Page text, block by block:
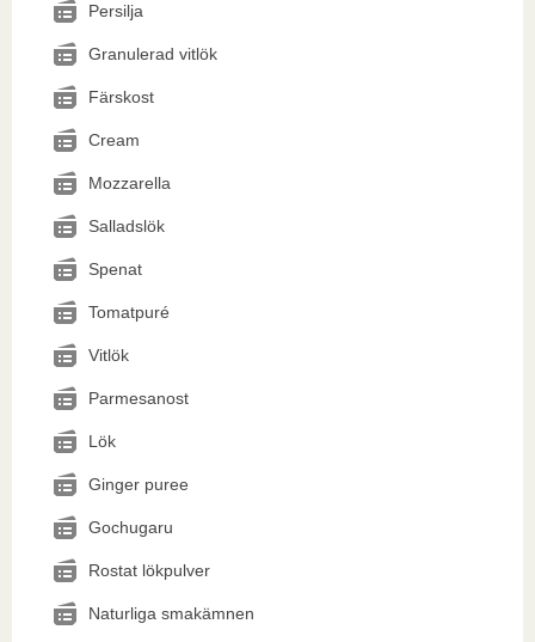
Persilja
Granulerad vitlök
Färskost
Cream
Mozzarella
Salladslök
Spenat
Tomatpuré
Vitlök
Parmesanost
Lök
Ginger puree
Gochugaru
Rostat lökpulver
Naturliga smakämnen